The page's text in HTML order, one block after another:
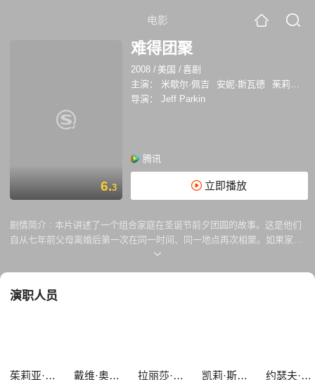
电影
6.3
难得团聚
2008 / 美国 /喜剧
主演：
米歇尔·佩吉 安妮·斯瓦德
茱莉亚·达菲
导演：
Jeff Parkin
腾讯
立即播放
剧情简介 : 本片讲述了一个组合家庭在圣诞节前夕团圆的故事。这是他们
自从七年前父母离婚后第一次在同一时间、同一地点再次相聚。如果家庭
和睦，这本来也不是什么难事。可事实正相反，前男友的出现、未经宣布
么喜欢你的家庭。
演职人员
茱莉亚·达菲 戴维·奥格登·施蒂尔斯 拉丽莎·奥蕾尼克 凯莉·斯泰堡丝 约瑟夫·劳伦斯